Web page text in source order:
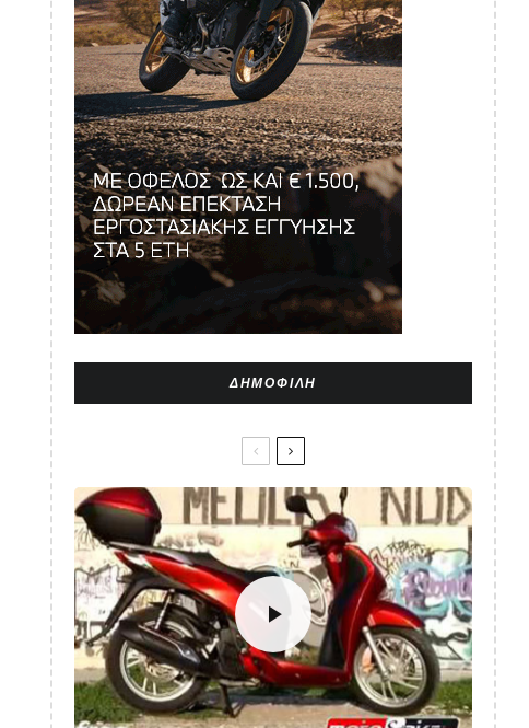
ΔΗΜΟΦΙΛΉ